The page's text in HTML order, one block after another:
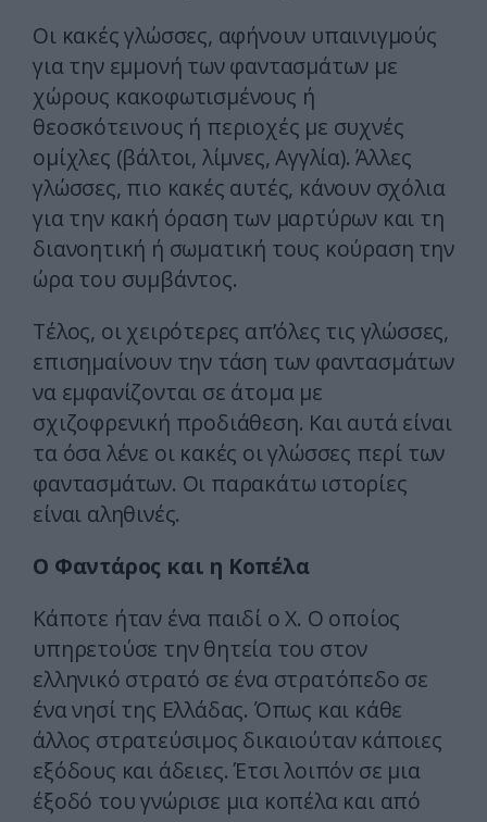
Οι κακές γλώσσες, αφήνουν υπαινιγμούς
για την εμμονή των φαντασμάτων με
χώρους κακοφωτισμένους ή
θεοσκότεινους ή περιοχές με συχνές
ομίχλες (βάλτοι, λίμνες, Αγγλία). Άλλες
γλώσσες, πιο κακές αυτές, κάνουν σχόλια
για την κακή όραση των μαρτύρων και τη
διανοητική ή σωματική τους κούραση την
ώρα του συμβάντος.
Τέλος, οι χειρότερες απ’όλες τις γλώσσες,
επισημαίνουν την τάση των φαντασμάτων
να εμφανίζονται σε άτομα με
σχιζοφρενική προδιάθεση. Και αυτά είναι
τα όσα λένε οι κακές οι γλώσσες περί των
φαντασμάτων. Οι παρακάτω ιστορίες
είναι αληθινές.
Ο Φαντάρος και η Κοπέλα
Κάποτε ήταν ένα παιδί ο Χ. Ο οποίος
υπηρετούσε την θητεία του στον
ελληνικό στρατό σε ένα στρατόπεδο σε
ένα νησί της Ελλάδας. Όπως και κάθε
άλλος στρατεύσιμος δικαιούταν κάποιες
εξόδους και άδειες. Έτσι λοιπόν σε μια
έξοδό του γνώρισε μια κοπέλα και από